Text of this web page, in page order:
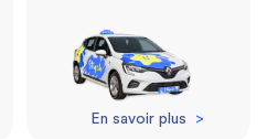
En savoir plus >